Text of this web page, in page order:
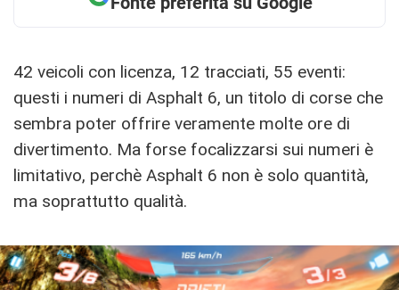
42 veicoli con licenza, 12 tracciati, 55 eventi:
questi i numeri di Asphalt 6, un titolo di corse che
sembra poter offrire veramente molte ore di
divertimento. Ma forse focalizzarsi sui numeri è
limitativo, perchè Asphalt 6 non è solo quantità,
ma soprattutto qualità.